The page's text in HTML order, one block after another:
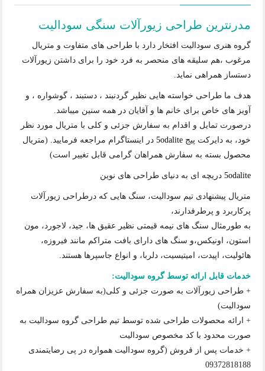
مدرنترین طراحی زیورآلات سنگی سودالیت
گروه هنری سودالیت افتخار دارد با طراحی های متفاوت و متریال
مرغوب ،هم سلیقه های منحصر به فرد خود را برای داشتن زیورآلات
دستساز همراهی نماید.
هدف ما طراحی خواسته هایی نظیر گردنبند ، دستبند ، گوشواره ، و
آویز های خاص برای خانم ها و آقایان در همه سنین میباشد.
درصورت تمایل و اقدام به سفارش جزئی و کلی با متریال مورد نظر
خود، به دایرکت پیج5odalite در اینستاگرام مراجعه فرمایید. (متریال
محصول بسته به سفارش همراهان گرامی قابل تغییر است)
5odalite دریچه ای به دنیای طراحی های نوین
متریال پیشنهادی تیم سودالیت، سنگ هایی که درطراحی زیورآلات
پرکاربرد و پرطرفدارند،
به طورمثال سنگ های نیمه قیمتی نظیر عقیق ها، جید، لاجورد، مون
استون، اونیکس،و سنگ های دارای بافت متراکم مانند فیروزه،
هائولیت، اپیدت، امیتیسیت، دلربا، و انواع جاسپرها هستند.
خدمات قابل ارائه توسط گروه سودالیت:
+ طراحی زیورآلات به صورت جزئی و کلی(به سفارش عزیزان همراه
سودالیت)
+ ارائه محصولات طراحی شده توسط تیم طراحی گروه سودالیت به
صورت محدود با کد مخصوص سودالیت
+ خدمات پس از فروش (گروه سودالیت همواره در پی رضایتمندی
09372818188